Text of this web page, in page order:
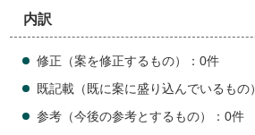
内訳
修正（案を修正するもの）：0件
既記載（既に案に盛り込んでいるもの
参考（今後の参考とするもの）：0件